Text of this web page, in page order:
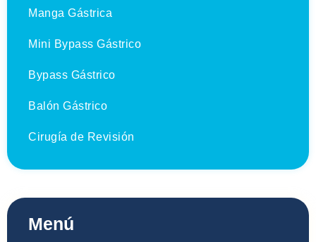
Manga Gástrica
Mini Bypass Gástrico
Bypass Gástrico
Balón Gástrico
Cirugía de Revisión
Menú